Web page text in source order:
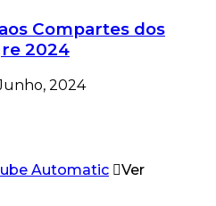
Compartes dos
2024
2024
Ver